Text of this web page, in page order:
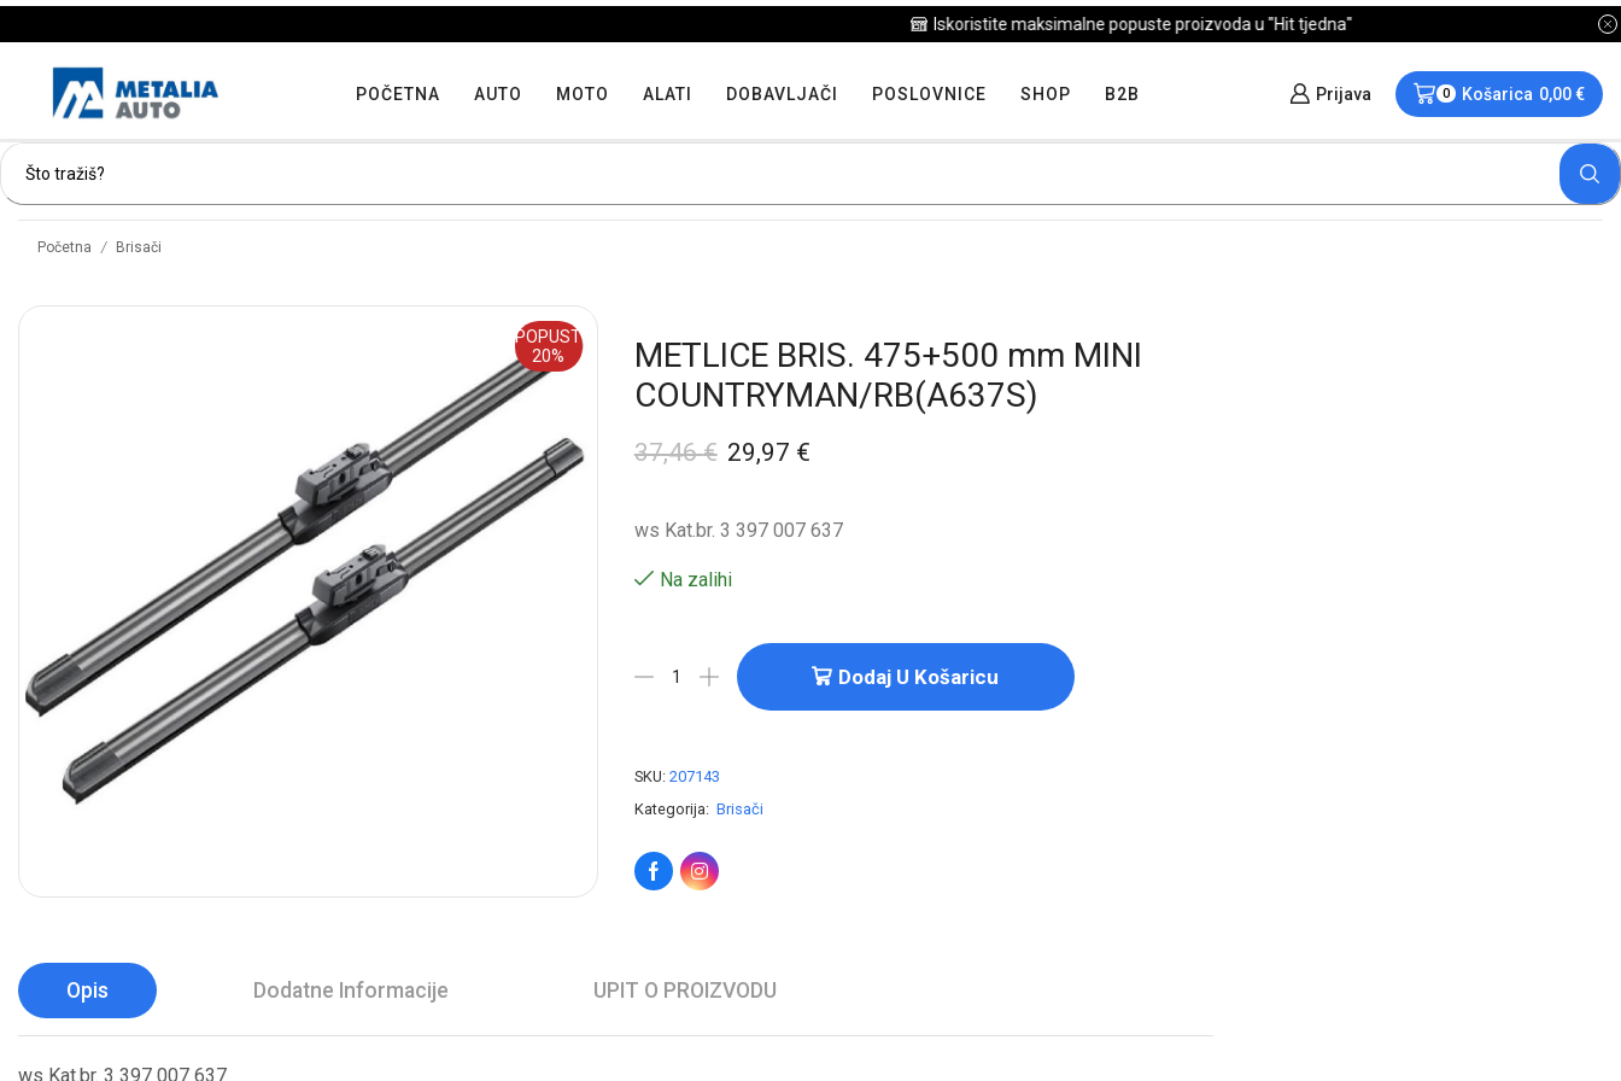
Iskoristite maksimalne popuste proizvoda u "Hit tjedna"
POČETNA AUTO MOTO ALATI DOBAVLJAČI POSLOVNICE SHOP B2B Prijava 0 Košarica 0,00€
Početna / Brisači
POPUST
20%
METLICE BRIS. 475+500 mm MINI
COUNTRYMAN/RB(A637S)
37,46€ 29,97 €
ws Kat.br. 3 397 007 637
Na zalihi
Dodaj U Košaricu
SKU: 207143
Kategorija: Brisači
Opis Dodatne Informacije UPIT O PROIZVODU
ws Kat.br. 3 397 007 637